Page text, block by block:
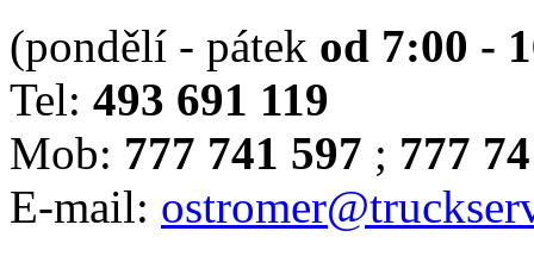
(pondělí - pátek od 7:00 -
Tel: 493 691 119
Mob: 777 741 597 ; 777
E-mail: